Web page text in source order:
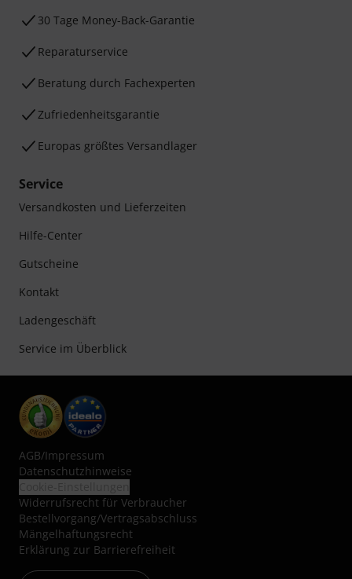
30 Tage Money-Back-Garantie
Reparaturservice
Beratung durch Fachexperten
Zufriedenheitsgarantie
Europas größtes Versandlager
Service
Versandkosten und Lieferzeiten
Hilfe-Center
Gutscheine
Kontakt
Ladengeschäft
Service im Überblick
AGB/Impressum
Datenschutzhinweise
Widerrufsrecht für Verbraucher
Bestellvorgang/Vertragsabschluss
Mängelhaftungsrecht
Erklärung zur Barrierefreiheit